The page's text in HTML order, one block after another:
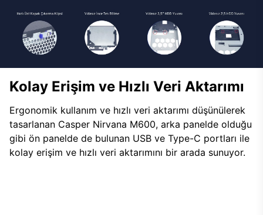
Kolay Erişim ve Hızlı Veri Aktarımı
Ergonomik kullanım ve hızlı veri aktarımı düşünülerek
tasarlanan Casper Nirvana M600, arka panelde olduğu
gibi ön panelde de bulunan USB ve Type-C portları ile
kolay erişim ve hızlı veri aktarımını bir arada sunuyor.